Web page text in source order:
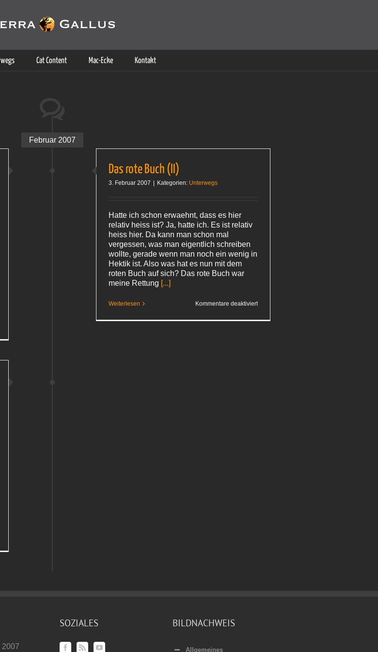
Cat Content Mac-Ecke Kontakt
Februar 2007
Das rote Buch (II)
3. Februar 2007 Kategorien: Unterwegs
Hatte ich schon erwaehnt, dass es hier
relativ heiss ist? Ja, hatte ich. Es ist relativ
heiss hier. Da kann man schon mal
vergessen, was man eigentlich schreiben
wollte, gerade wenn man noch ein wenig in
Hektik ist. Also was hat es nun mit dem
roten Buch auf sich? Das rote Buch war
meine Rettung [...]
Weiterlesen Kommentare deaktiviertfür
2007
SOZIALES BILDNACHWEIS
Allgemeines
Nutzung dieser Webseite erklären Sie sich damit einverstanden, dass Cookies gesetzt werden.
Weitere Informationen